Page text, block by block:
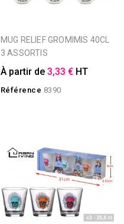
MUG RELIEF GROMIMIS 40CL
3 ASSORTIS
À partir de 3,33 € HT
Référence 8390